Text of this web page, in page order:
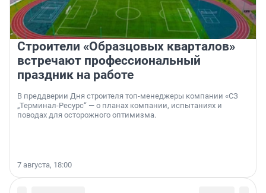
Строители «Образцовых кварталов»
встречают профессиональный
праздник на работе
В преддверии Дня строителя топ-менеджеры компании «СЗ
„Терминал-Ресурс“ — о планах компании, испытаниях и
поводах для осторожного оптимизма.
7 августа, 18:00